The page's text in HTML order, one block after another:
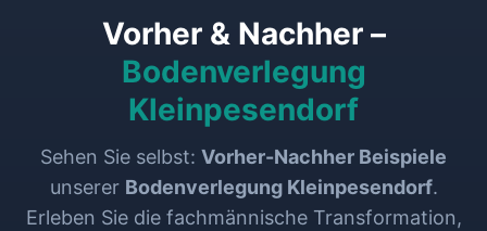
Vorher & Nachher –
Bodenverlegung
Kleinpesendorf
Sehen Sie selbst: Vorher-Nachher Beispiele
unserer Bodenverlegung Kleinpesendorf.
Erleben Sie die fachmännische Transformation,